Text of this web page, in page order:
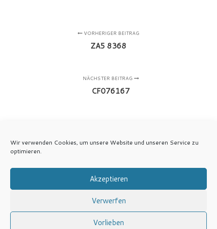
Wir verwenden Cookies, um unsere Website und unseren Service zu
optimieren.
Akzeptieren
Verwerfen
Vorlieben
VORHERIGER BEITRAG
ZA5 8368
NÄCHSTER BEITRAG
CF076167